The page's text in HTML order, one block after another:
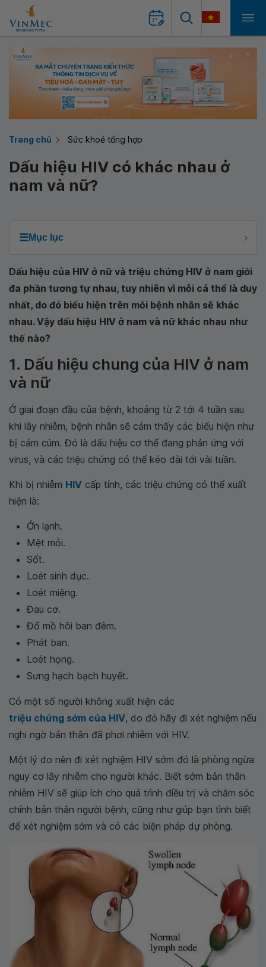
Trang chủ Sức khoẻ tổng hợp
Dấu hiệu HIV có khác nhau ở
nam và nữ?
☰Mục lục
Dấu hiệu của HIV ở nữ và triệu chứng HIV ở nam giới
đa phần tương tự nhau, tuy nhiên vì mỗi cá thể là duy
nhất, do đó biểu hiện trên mỗi bệnh nhân sẽ khác
nhau. Vậy dấu hiệu HIV ở nam và nữ khác nhau như
thế nào?
1. Dấu hiệu chung của HIV ở nam
và nữ
Ở giai đoạn đầu của bệnh, khoảng từ 2 tới 4 tuần sau
khi lây nhiễm, bệnh nhân sẽ cảm thấy các biểu hiện như
bị cảm cúm. Đó là dấu hiệu cơ thể đang phản ứng với
virus, và các triệu chứng có thể kéo dài tới vài tuần.
Khi bị nhiễm HIV cấp tính, các triệu chứng có thể xuất
hiện là:
Ớn lạnh.
Mệt mỏi.
Sốt.
Loét sinh dục.
Loét miệng.
Đau cơ.
Đổ mồ hôi ban đêm.
Phát ban.
Loét họng.
Sưng hạch bạch huyết.
Có một số người không xuất hiện các
triệu chứng sớm của HIV, do đó hãy đi xét nghiệm nếu
nghi ngờ bản thân đã phơi nhiễm với HIV.
Một lý do nên đi xét nghiệm HIV sớm đó là phòng ngừa
nguy cơ lây nhiễm cho người khác. Biết sớm bản thân
nhiễm HIV sẽ giúp ích cho quá trình điều trị và chăm sóc
chính bản thân người bệnh, cũng như giúp bạn tình biết
để xét nghiệm sớm và có các biện pháp dự phòng.